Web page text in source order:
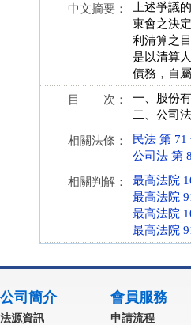
中文摘要：
上述爭議
東會之決
利清算之
是以清算
債務，自
目 次：
一、股份
二、公司
相關法條：
民法 第 71
公司法 第
相關判解：
最高法院
最高法院
最高法院
最高法院
公司簡介
法源資訊
會員服務
申請流程